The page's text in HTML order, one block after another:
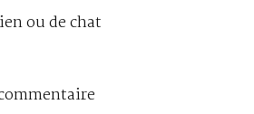
ou de chat